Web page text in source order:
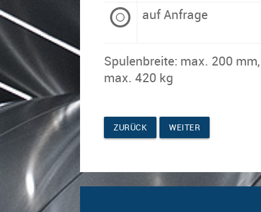
auf Anfrage
Spu­len­brei­te: max. 200
max. 420 kg
ZURÜCK WEITER